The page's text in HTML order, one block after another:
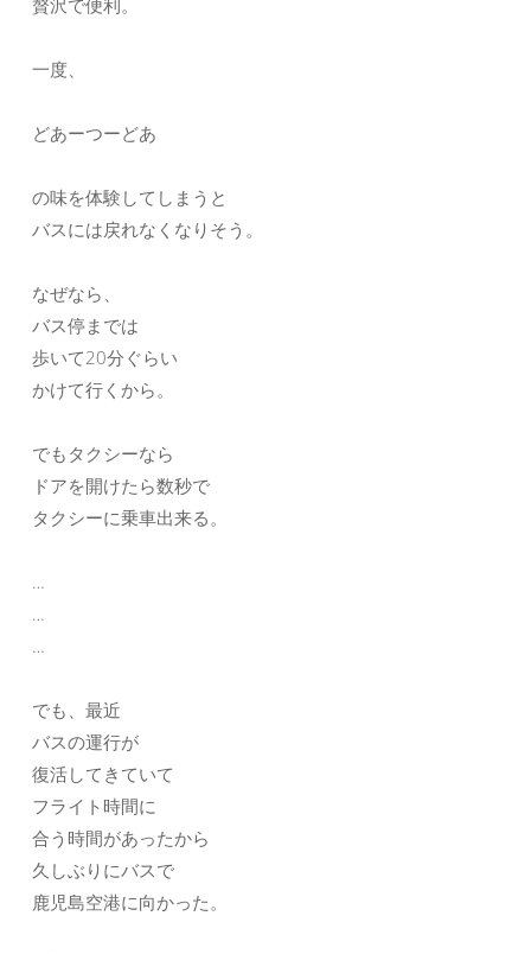
贅沢で便利。
一度、
どあーつーどあ
の味を体験してしまうと
バスには戻れなくなりそう。
なぜなら、
バス停までは
歩いて20分ぐらい
かけて行くから。
でもタクシーなら
ドアを開けたら数秒で
タクシーに乗車出来る。
…
…
…
でも、最近
バスの運行が
復活してきていて
フライト時間に
合う時間があったから
久しぶりにバスで
鹿児島空港に向かった。